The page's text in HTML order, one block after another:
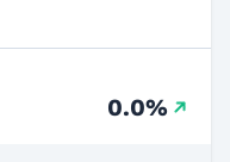
0.0%